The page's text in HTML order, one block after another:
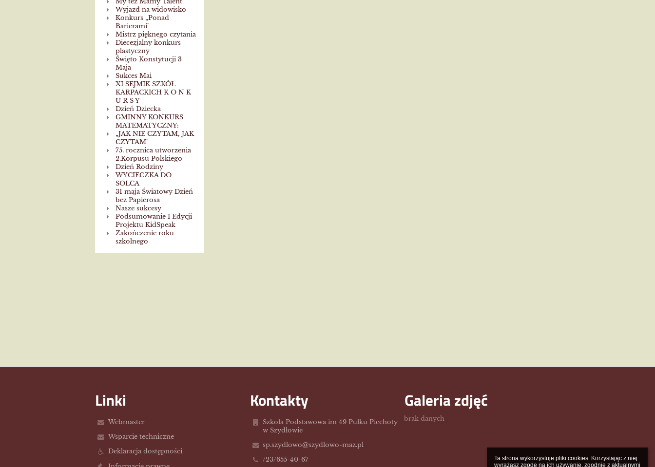
Ta strona wykorzystuje pliki cookies. Korzystając z niej
wyrażasz zgodę na ich używanie, zgodnie z aktualnymi
Wyjazd na widowisko
Konkurs „Ponad
Barierami"
Mistrz pięknego czytania
Diecezjalny konkurs
plastyczny
Święto Konstytucji 3
Maja
Sukces Mai
XI SEJMIK SZKÓŁ
KARPACKICH K O N K
U R S Y
Dzień Dziecka
GMINNY KONKURS
MATEMATYCZNY:
„JAK NIE CZYTAM, JAK
CZYTAM"
75. rocznica utworzenia
2.Korpusu Polskiego
Dzień Rodziny
WYCIECZKA DO
SOLCA
31 maja Światowy Dzień
bez Papierosa
Nasze sukcesy
Podsumowanie I Edycji
Projektu KidSpeak
Zakończenie roku
szkolnego
Linki
Webmaster
Wsparcie techniczne
Deklaracja dostępności
Kontakty
Szkoła Podstawowa im 49 Pułku Piechoty
w Szydłowie
sp.szydlowo@szydlowo-maz.pl
/23/655-40-67
Galeria zdjęć
brak danych